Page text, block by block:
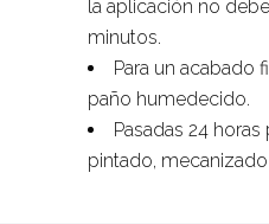
la aplicación no
minutos.
Para un acabado
paño humedecido.
Pasadas 24
pintado,